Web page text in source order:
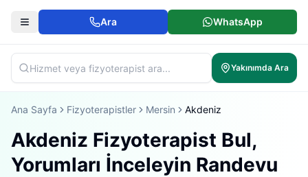
Ara WhatsApp
Yakınımda Ara
Ana Sayfa Fizyoterapistler Mersin Akdeniz
Akdeniz Fizyoterapist Bul,
Yorumları İnceleyin Randevu